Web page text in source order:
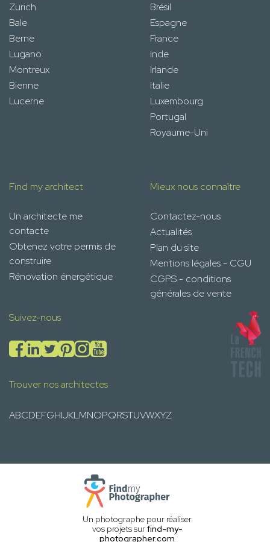
Zurich
Bale
Berne
Lugano
Montreux
Bienne
Lucerne
Brésil
Espagne
France
Inde
Irlande
Italie
Luxembourg
Portugal
Royaume-Uni
Find my architect
Un architecte me
contacte
Obtenez votre permis de
construire
Rénovation énergétique
Mieux nous connaître
Contactez-nous
Actualités
Plan du site
Mentions légales - CGU
CGPS - conditions
générales de vente
Suivez-nous
Trouver nos architectes
ABCDEFGHIJKLMNOPQRSTUVWXYZ
Un photographe pour réaliser
vos projets surfind-my-
photographer.com